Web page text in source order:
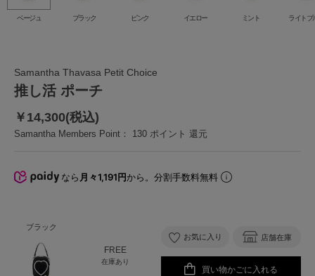
ベージュ ブラック ピンク イエロー ミント ライトブ
Samantha Thavasa Petit Choice
推し活 ポーチ
￥14,300(税込)
Samantha Members Point： 130 ポイント 還元
なら 月々1,191円から。分割手数料無料
ブラック
FREE
在庫あり
お気に入り 店舗在庫
買い物かごに入れる